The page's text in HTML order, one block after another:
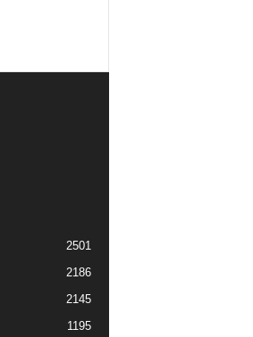
2501
2186
2145
1195